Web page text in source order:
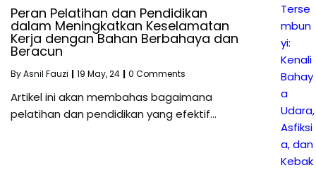
Peran Pelatihan dan Pendidikan
dalam Meningkatkan Keselamatan
Kerja dengan Bahan Berbahaya dan
Beracun
ByAsnil Fauzi | 19 May, 24 | 0 Comments
Artikel ini akan membahas bagaimana
pelatihan dan pendidikan yang efektif…
Terse
mbun
yi:
Kenali
Bahay
a
Udara,
Asfiksi
a, dan
Kebak